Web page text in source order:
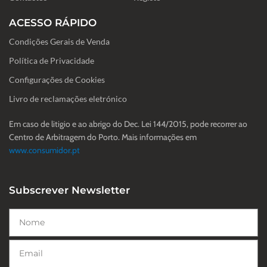
ACESSO RÁPIDO
Condições Gerais de Venda
Política de Privacidade
Configurações de Cookies
Livro de reclamações eletrónico
Em caso de litigio e ao abrigo do Dec. Lei 144/2015, pode recorrer ao
Centro de Arbitragem do Porto. Mais informações em
www.consumidor.pt
Subscrever Newsletter